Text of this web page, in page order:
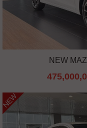
NEW
NEW